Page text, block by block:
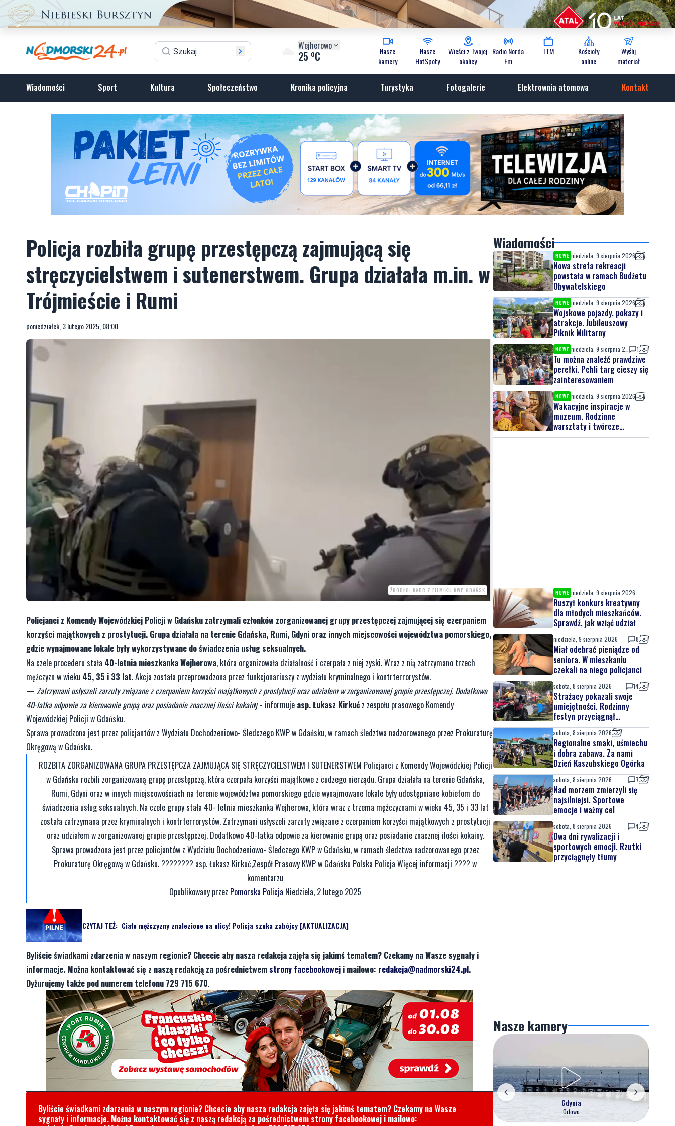
Wejherowo
25 oC
Nasze
kamery
Nasze
HotSpoty
Wieści z Twojej
okolicy
Radio Norda
Fm
TTM
Kościoły
online
Wyślij
materiał
Wiadomości Sport Kultura Społeczeństwo Kronika policyjna Turystyka Fotogalerie Elektrownia atomowa Kontakt
Policja rozbiła grupę przestępczą zajmującą się
stręczycielstwem i sutenerstwem. Grupa działała m.in. w
Trójmieście i Rumi
poniedziałek, 3 lutego 2025, 08:00
ŹRÓDŁO: KADR Z FILMIKU KWP GDAŃSK
Policjanci z Komendy Wojewódzkiej Policji w Gdańsku zatrzymali członków zorganizowanej grupy przestępczej zajmującej się czerpaniem
korzyści majątkowych z prostytucji. Grupa działała na terenie Gdańska, Rumi, Gdyni oraz innych miejscowości województwa pomorskiego,
gdzie wynajmowane lokale były wykorzystywane do świadczenia usług seksualnych.
Na czele procederu stała 40-letnia mieszkanka Wejherowa, która organizowała działalność i czerpała z niej zyski. Wraz z nią zatrzymano trzech
mężczyzn w wieku 45, 35 i 33 lat. Akcja została przeprowadzona przez funkcjonariuszy z wydziału kryminalnego i kontrterrorystów.
— Zatrzymani usłyszeli zarzuty związane z czerpaniem korzyści majątkowych z prostytucji oraz udziałem w zorganizowanej grupie przestępczej. Dodatkowo
40-latka odpowie za kierowanie grupą oraz posiadanie znacznej ilości kokainy - informuje asp. Łukasz Kirkuć z zespołu prasowego Komendy
Wojewódzkiej Policji w Gdańsku.
Sprawa prowadzona jest przez policjantów z Wydziału Dochodzeniowo- Śledczego KWP w Gdańsku, w ramach śledztwa nadzorowanego przez Prokuraturę
Okręgową w Gdańsku.
ROZBITA ZORGANIZOWANA GRUPA PRZESTĘPCZA ZAJMUJĄCA SIĘ STRĘCZYCIELSTWEM I SUTENERSTWEM Policjanci z Komendy Wojewódzkiej Policji
w Gdańsku rozbili zorganizowaną grupę przestępczą, która czerpała korzyści majątkowe z cudzego nierządu. Grupa działała na terenie Gdańska,
Rumi, Gdyni oraz w innych miejscowościach na terenie województwa pomorskiego gdzie wynajmowane lokale były udostępniane kobietom do
świadczenia usług seksualnych. Na czele grupy stała 40- letnia mieszkanka Wejherowa, która wraz z trzema mężczyznami w wieku 45, 35 i 33 lat
została zatrzymana przez kryminalnych i kontrterrorystów. Zatrzymani usłyszeli zarzuty związane z czerpaniem korzyści majątkowych z prostytucji
oraz udziałem w zorganizowanej grupie przestępczej. Dodatkowo 40-latka odpowie za kierowanie grupą oraz posiadanie znacznej ilości kokainy.
Sprawa prowadzona jest przez policjantów z Wydziału Dochodzeniowo- Śledczego KWP w Gdańsku, w ramach śledztwa nadzorowanego przez
Prokuraturę Okręgową w Gdańsku. ????️????️ asp. Łukasz Kirkuć,Zespół Prasowy KWP w Gdańsku Polska Policja Więcej informacji ???? w
komentarzu
Opublikowany przez Pomorska Policja Niedziela, 2 lutego 2025
CZYTAJ TEŻ: Ciało mężczyzny znalezione na ulicy! Policja szuka zabójcy [AKTUALIZACJA]
Byliście świadkami zdarzenia w naszym regionie? Chcecie aby nasza redakcja zajęła się jakimś tematem? Czekamy na Wasze sygnały i
informacje. Można kontaktować się z naszą redakcją za pośrednictwem strony facebookowej i mailowo: redakcja@nadmorski24.pl.
Dyżurujemy także pod numerem telefonu 729 715 670.
Byliście świadkami zdarzenia w naszym regionie? Chcecie aby nasza redakcja zajęła się jakimś tematem? Czekamy na Wasze
sygnały i informacje. Można kontaktować się z naszą redakcją za pośrednictwem strony facebookowej i mailowo:
Wiadomości
NOWE niedziela, 9 sierpnia 2026
Nowa strefa rekreacji
powstała w ramach Budżetu
Obywatelskiego
NOWE niedziela, 9 sierpnia 2026
Wojskowe pojazdy, pokazy i
atrakcje. Jubileuszowy
Piknik Militarny
NOWE 1
Tu można znaleźć prawdziwe
perełki. Pchli targ cieszy się
zainteresowaniem
NOWE niedziela, 9 sierpnia 2026
Wakacyjne inspiracje w
muzeum. Rodzinne
warsztaty i twórcze
spotkania
NOWE niedziela, 9 sierpnia 2026
Ruszył konkurs kreatywny
dla młodych mieszkańców.
Sprawdź, jak wziąć udział
niedziela, 9 sierpnia 2026 8
Miał odebrać pieniądze od
seniora. W mieszkaniu
czekali na niego policjanci
sobota, 8 sierpnia 2026 14
Strażacy pokazali swoje
umiejętności. Rodzinny
festyn przyciągnął
mieszkańców oraz gości
sobota, 8 sierpnia 2026
Regionalne smaki, uśmiechu
i dobra zabawa. Za nami
Dzień Kaszubskiego Ogórka
sobota, 8 sierpnia 2026 7
Nad morzem zmierzyli się
najsilniejsi. Sportowe
emocje i ważny cel
sobota, 8 sierpnia 2026 4
Dwa dni rywalizacji i
sportowych emocji. Rzutki
przyciągnęły tłumy
Nasze kamery
Gdynia
Orłowo